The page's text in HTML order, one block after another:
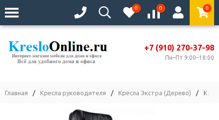
0 0 0
+7 (910) 270-37-98
Пн–Пт 9:00–18:00
Главная / Кресла руководителя / Кресла Экстра (Дерево) /